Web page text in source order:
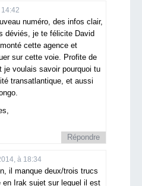
numéro, des infos clair,
déviés, je te félicite David
cette agence et
sur cette voie. Profite de
je voulais savoir pourquoi tu
transatlantique, et aussi
Répondre
à 18:34
il manque deux/trois trucs
Irak sujet sur lequel il est